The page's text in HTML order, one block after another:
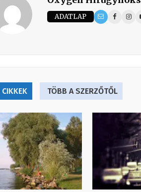
ADATLAP
TÖBB A SZERZŐTŐL